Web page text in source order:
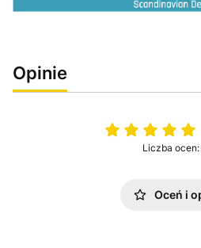
Opinie
Liczba ocen:
Oceń i